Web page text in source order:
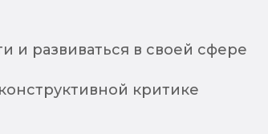
и развиваться в своей сфере
критике